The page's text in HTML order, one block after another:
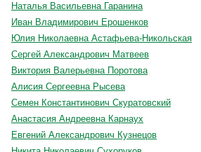
Наталья Васильевна Гаранина
Иван Владимирович Ерошенков
Юлия Николаевна Астафьева-Никольская
Сергей Александрович Матвеев
Виктория Валерьевна Поротова
Алисия Сергеевна Рысева
Семен Константинович Скуратовский
Анастасия Андреевна Карнаух
Евгений Александрович Кузнецов